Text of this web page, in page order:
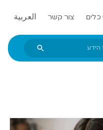
כלים צור קשר العربية